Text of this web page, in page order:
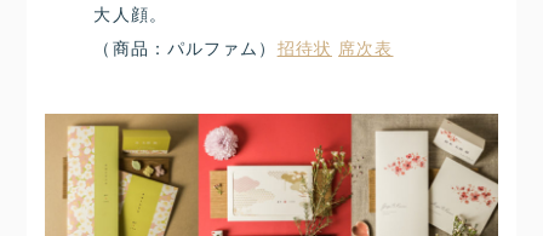
大人顔。
（商品：パルファム） 招待状 席次表